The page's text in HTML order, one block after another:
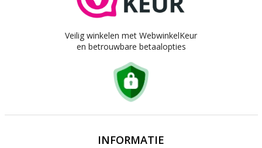
Veilig winkelen met WebwinkelKeur
en betrouwbare betaalopties
INFORMATIE